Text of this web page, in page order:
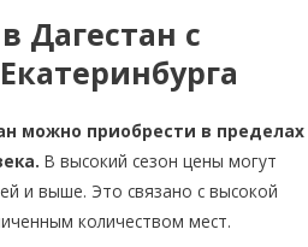
Дагестан с
можно приобрести в пределах
В высокий сезон цены могут
и выше. Это связано с высокой
количеством мест.